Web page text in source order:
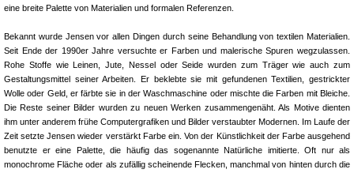
eine breite Palette von Materialien und formalen Referenzen.
Bekannt wurde Jensen vor allen Dingen durch seine Behandlung von textilen Materialien.
Seit Ende der 1990er Jahre versuchte er Farben und malerische Spuren wegzulassen.
Rohe Stoffe wie Leinen, Jute, Nessel oder Seide wurden zum Träger wie auch zum
Gestaltungsmittel seiner Arbeiten. Er beklebte sie mit gefundenen Textilien, gestrickter
Wolle oder Geld, er färbte sie in der Waschmaschine oder mischte die Farben mit Bleiche.
Die Reste seiner Bilder wurden zu neuen Werken zusammengenäht. Als Motive dienten
ihm unter anderem frühe Computergrafiken und Bilder verstaubter Modernen. Im Laufe der
Zeit setzte Jensen wieder verstärkt Farbe ein. Von der Künstlichkeit der Farbe ausgehend
benutzte er eine Palette, die häufig das sogenannte Natürliche imitierte. Oft nur als
monochrome Fläche oder als zufällig scheinende Flecken, manchmal von hinten durch die